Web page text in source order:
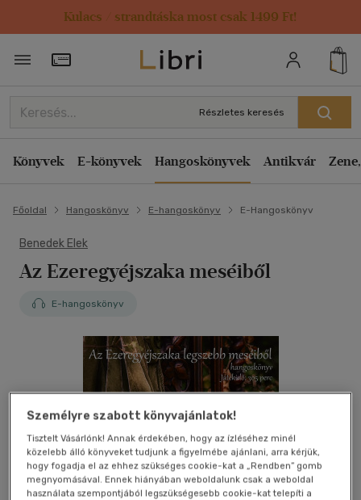
Kulacs / strandtáska most csak 1499 Ft!
Törzsvásárlói Kártya adatai
Részletes keresés
Könyvek E-könyvek Hangoskönyvek Antikvár
Főoldal Hangoskönyv E-hangoskönyv E-Hangoskönyv
Benedek Elek
Az Ezeregyéjszaka meséiből
E-hangoskönyv
Személyre szabott könyvajánlatok!
Tisztelt Vásárlónk! Annak érdekében, hogy az ízléséhez minél
közelebb álló könyveket tudjunk a figyelmébe ajánlani, arra kérjük,
hogy fogadja el az ehhez szükséges cookie-kat a „Rendben” gomb
megnyomásával. Ennek hiányában weboldalunk csak a weboldal
használata szempontjából legszükségesebb cookie-kat telepíti a